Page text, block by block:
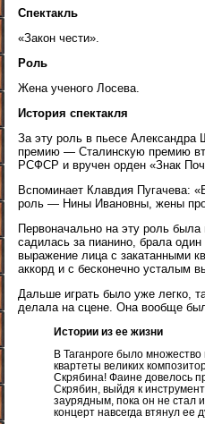
Спектакль
«Закон чести».
Роль
Жена ученого Лосева.
История спектакля
За эту роль в пьесе Александра
премию — Сталинскую премию
РСФСР и вручен орден «Знак
Вспоминает Клавдия Пугачева:
роль — Нины Ивановны, жены
Первоначально на эту роль
садилась за пианино, брала
выражение лица с закатанными
аккорд и с бесконечно усталым
Дальше играть было уже легко,
делала на сцене. Она вообще
Истории из ее жизни
В Таганроге было
квартеты великих
Скрябина! Фаине довелось
Скрябин, выйдя к
заурядным, пока он не стал
концерт навсегда втянул ее